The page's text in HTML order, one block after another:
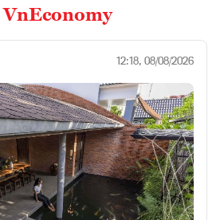
VnEconomy
12:18, 08/08/2026